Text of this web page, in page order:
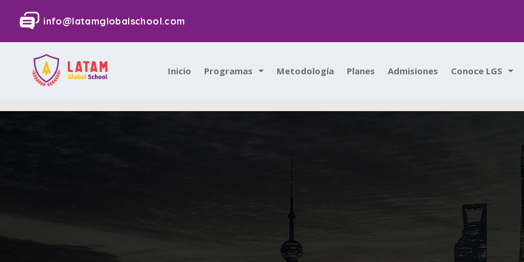
info@latamglobalschool.com
Inicio Programas Metodología Planes Admisiones Conoce LGS